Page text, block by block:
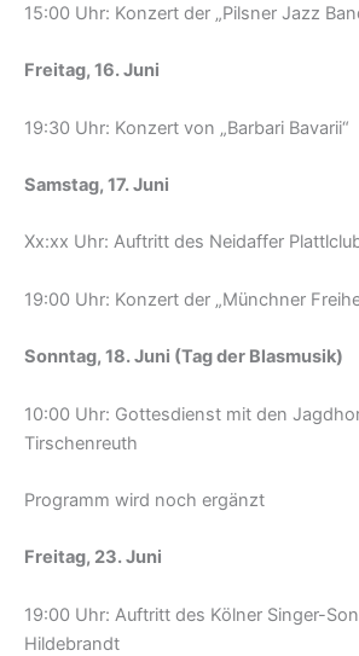
15:00 Uhr: Konzert der „Pilsner Jazz
Freitag, 16. Juni
19:30 Uhr: Konzert von „Barbari Bavarii“
Samstag, 17. Juni
Xx:xx Uhr: Auftritt des Neidaffer
19:00 Uhr: Konzert der „Münchner
Sonntag, 18. Juni (Tag der Blasmusik)
10:00 Uhr: Gottesdienst mit den
Tirschenreuth
Programm wird noch ergänzt
Freitag, 23. Juni
19:00 Uhr: Auftritt des Kölner Singer-
Hildebrandt